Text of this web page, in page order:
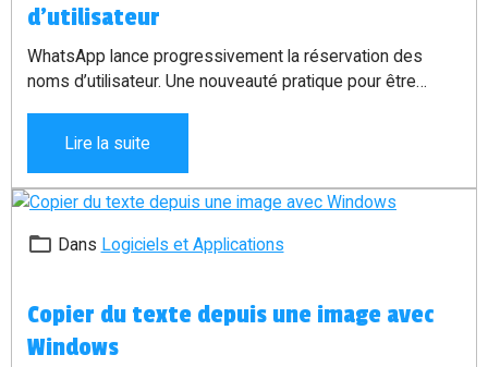
d’utilisateur
WhatsApp lance progressivement la réservation des
noms d’utilisateur. Une nouveauté pratique pour être
téléphone, tout en gardant plus de contrôle sur sa
confidentialité.
Lire la suite
Dans Logiciels et Applications
Copier du texte depuis une image avec
Windows